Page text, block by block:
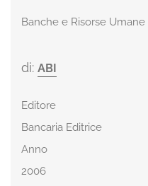
Banche e Risorse Umane
di: ABI
Editore
Bancaria Editrice
Anno
2006